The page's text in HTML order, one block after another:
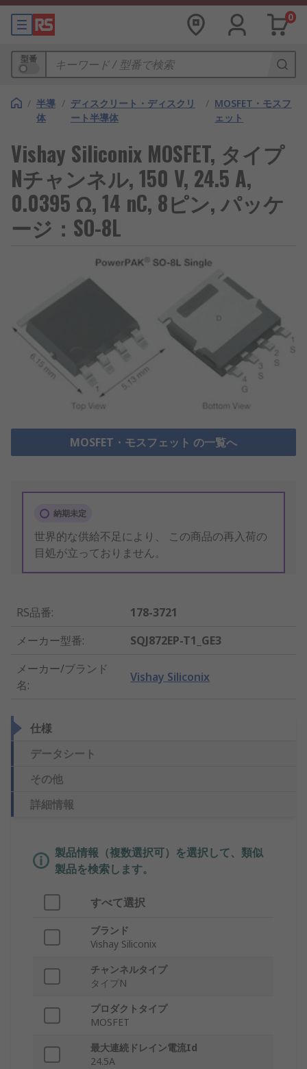
0
型番
/ 半導
体
/ ディスクリート・ディスクリ
ート半導体
/ MOSFET・モスフ
ェット
Vishay Siliconix MOSFET, タイプ
Nチャンネル, 150 V, 24.5 A,
0.0395 Ω, 14 nC, 8ピン, パッケ
ージ：SO-8L
MOSFET・モスフェット の一覧へ
納期未定
世界的な供給不足により、 この商品の再入荷の
目処が立っておりません。
RS品番:
178-3721
メーカー型番:
SQJ872EP-T1_GE3
メーカー/ブランド
名:
Vishay Siliconix
仕様
データシート
その他
詳細情報
製品情報（複数選択可）を選択して、類似
製品を検索します。
すべて選択
ブランド
Vishay Siliconix
チャンネルタイプ
タイプN
プロダクトタイプ
MOSFET
最大連続ドレイン電流Id
24.5A